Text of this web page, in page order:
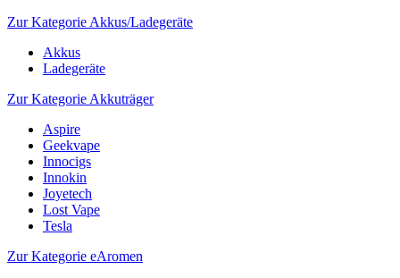
Zur Kategorie Akkus/Ladegeräte
Akkus
Ladegeräte
Zur Kategorie Akkuträger
Aspire
Geekvape
Innocigs
Innokin
Joyetech
Lost Vape
Tesla
Zur Kategorie eAromen